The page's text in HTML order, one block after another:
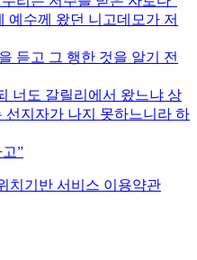
예수께 왔던 니고데모가 저
듣고 그 행한 것을 알기 전
너도 갈릴리에서 왔느냐 상
선지자가 나지 못하느니라 하
치기반 서비스 이용약관